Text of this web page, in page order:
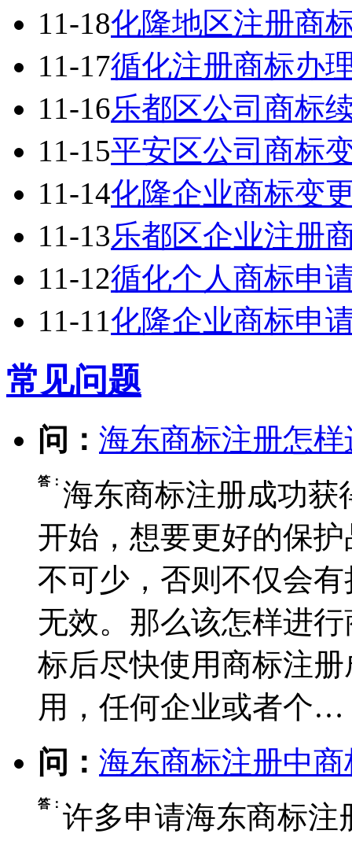
11-18化隆地区注册商
11-17循化注册商标办
11-16乐都区公司商标
11-15平安区公司商标
11-14化隆企业商标变
11-13乐都区企业注册
11-12循化个人商标申
11-11化隆企业商标申
常见问题
问： 海东商标注册怎
答： 海东商标注册成功获
开始，想要更好的保
不可少，否则不仅会
无效。那么该怎样进
标后尽快使用商标注
用，任何企业或者个…
问： 海东商标注册中
答： 许多申请海东商标注